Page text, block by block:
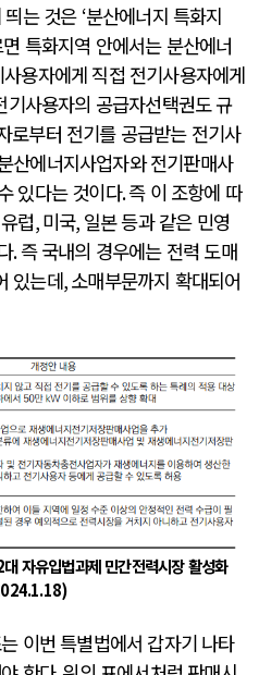
띄는 것은 ‘분산에너지 특화지
특화지역 안에서는 분산에너
용자에게 직접 전기사용자에게
기사용자의 공급자선택권도 규
로부터 전기를 공급받는 전기사
산에너지사업자와 전기판매사
있다는 것이다.즉 이 조항에 따
럽,미국, 일본 등과 같은 민영
.즉 국내의 경우에는 전력 도매
있는데,소매부문까지 확대되어
대 자유입법과제 민간전력시장 활성화
이번 특별법에서 갑자기 나타